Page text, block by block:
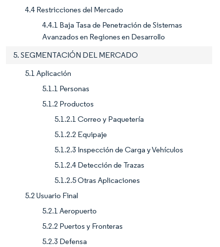
4.4 Restricciones del Mercado
4.4.1 Baja Tasa de Penetración de Sistemas
Avanzados en Regiones en Desarrollo
5. SEGMENTACIÓN DEL MERCADO
5.1 Aplicación
5.1.1 Personas
5.1.2 Productos
5.1.2.1 Correo y Paquetería
5.1.2.2 Equipaje
5.1.2.3 Inspección de Carga y Vehículos
5.1.2.4 Detección de Trazas
5.1.2.5 Otras Aplicaciones
5.2 Usuario Final
5.2.1 Aeropuerto
5.2.2 Puertos y Fronteras
5.2.3 Defensa